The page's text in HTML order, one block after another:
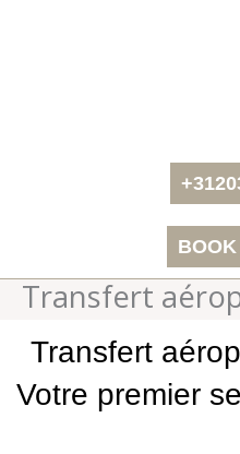
Transfert
Transfert
Votre premier